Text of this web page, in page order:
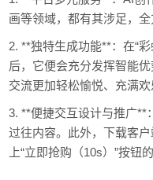
画等领域，都有其涉足，
2. **独特生成功能**：在“
后，它便会充分发挥智能
交流更加轻松愉悦、充满欢
3. **便捷交互设计与推广**
过往内容。此外，下载客
上“立即抢购（10s）”按